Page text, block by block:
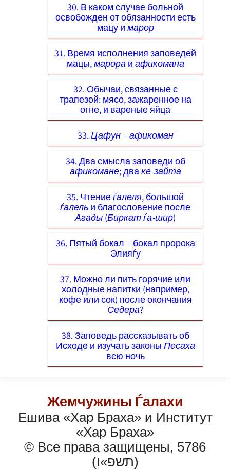
30. В каком случае больной
освобожден от обязанности есть
мацу и марор
31. Время исполнения заповедей
мацы,марораи афикомана
32. Обычаи, связанные с
трапезой: мясо, зажаренное на
огне, и вареные яйца
33. Цафун – афикоман
34. Два смысла заповеди об
афикомане; дваке-зайта
35. Чтениеѓалеля, большой
ѓалель и благословение после
Агады (Биркат ѓа-шир)
36. Пятый бокал – бокал пророка
Элияѓу
37. Можно ли пить горячие или
холодные напитки (например,
кофе или сок) после окончания
Седера?
38. Заповедь рассказывать об
Исходе и изучать законы Песаха
всю ночь
Жемчужины Ѓалахи
Ешива «Хар Браха» и Институт
«Хар Браха»
© Все права защищены, 5786
(תשפ»ו)